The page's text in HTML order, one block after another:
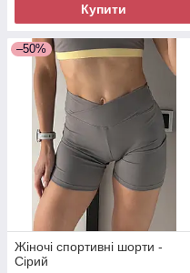
Купити
–50%
Жіночі спортивні шорти -
Сірий